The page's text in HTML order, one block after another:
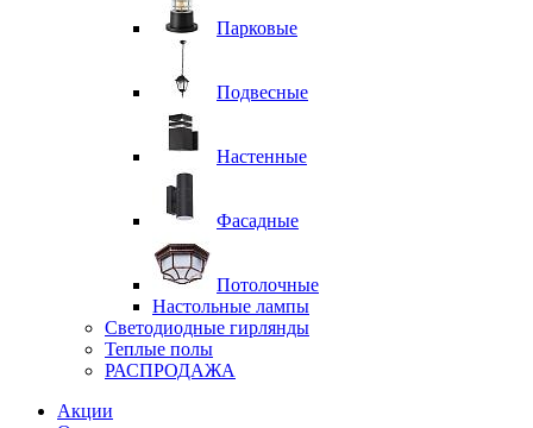
Парковые
Подвесные
Настенные
Фасадные
Потолочные
Настольные лампы
Светодиодные гирлянды
Теплые полы
РАСПРОДАЖА
Акции